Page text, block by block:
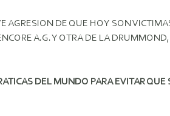
AGRESION DE QUE HOY SON
A.G. Y OTRA DE LA DRUMMOND,
DEL MUNDO PARA EVITAR QUE